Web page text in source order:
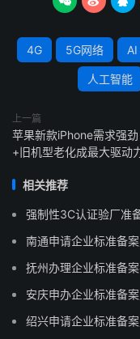
4G 5G网络 AI
人工智能
上一篇
苹果新款iPhone需求强
+旧机型老化成最大驱动
相关推荐
强制性3C认证验厂准
南通申请企业标准备
抚州办理企业标准备
安庆申办企业标准备
绍兴申请企业标准备